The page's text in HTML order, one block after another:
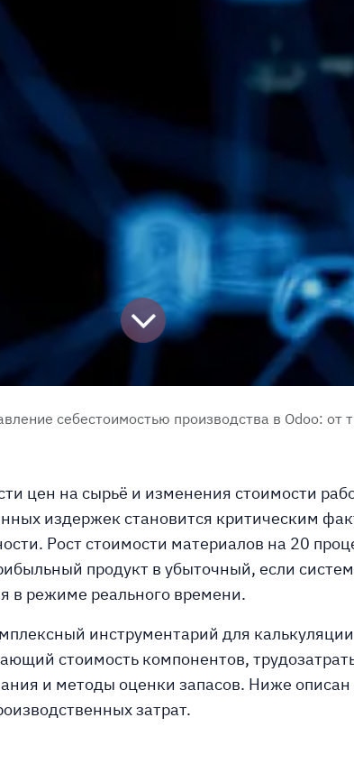
себестоимостью производства в Odoo: от
цен на сырьё и изменения стоимости
издержек становится критическим
Рост стоимости материалов на 20
продукт в убыточный, если
в режиме реального времени.
инструментарий для калькуляции
стоимость компонентов,
и методы оценки запасов. Ниже
затрат.